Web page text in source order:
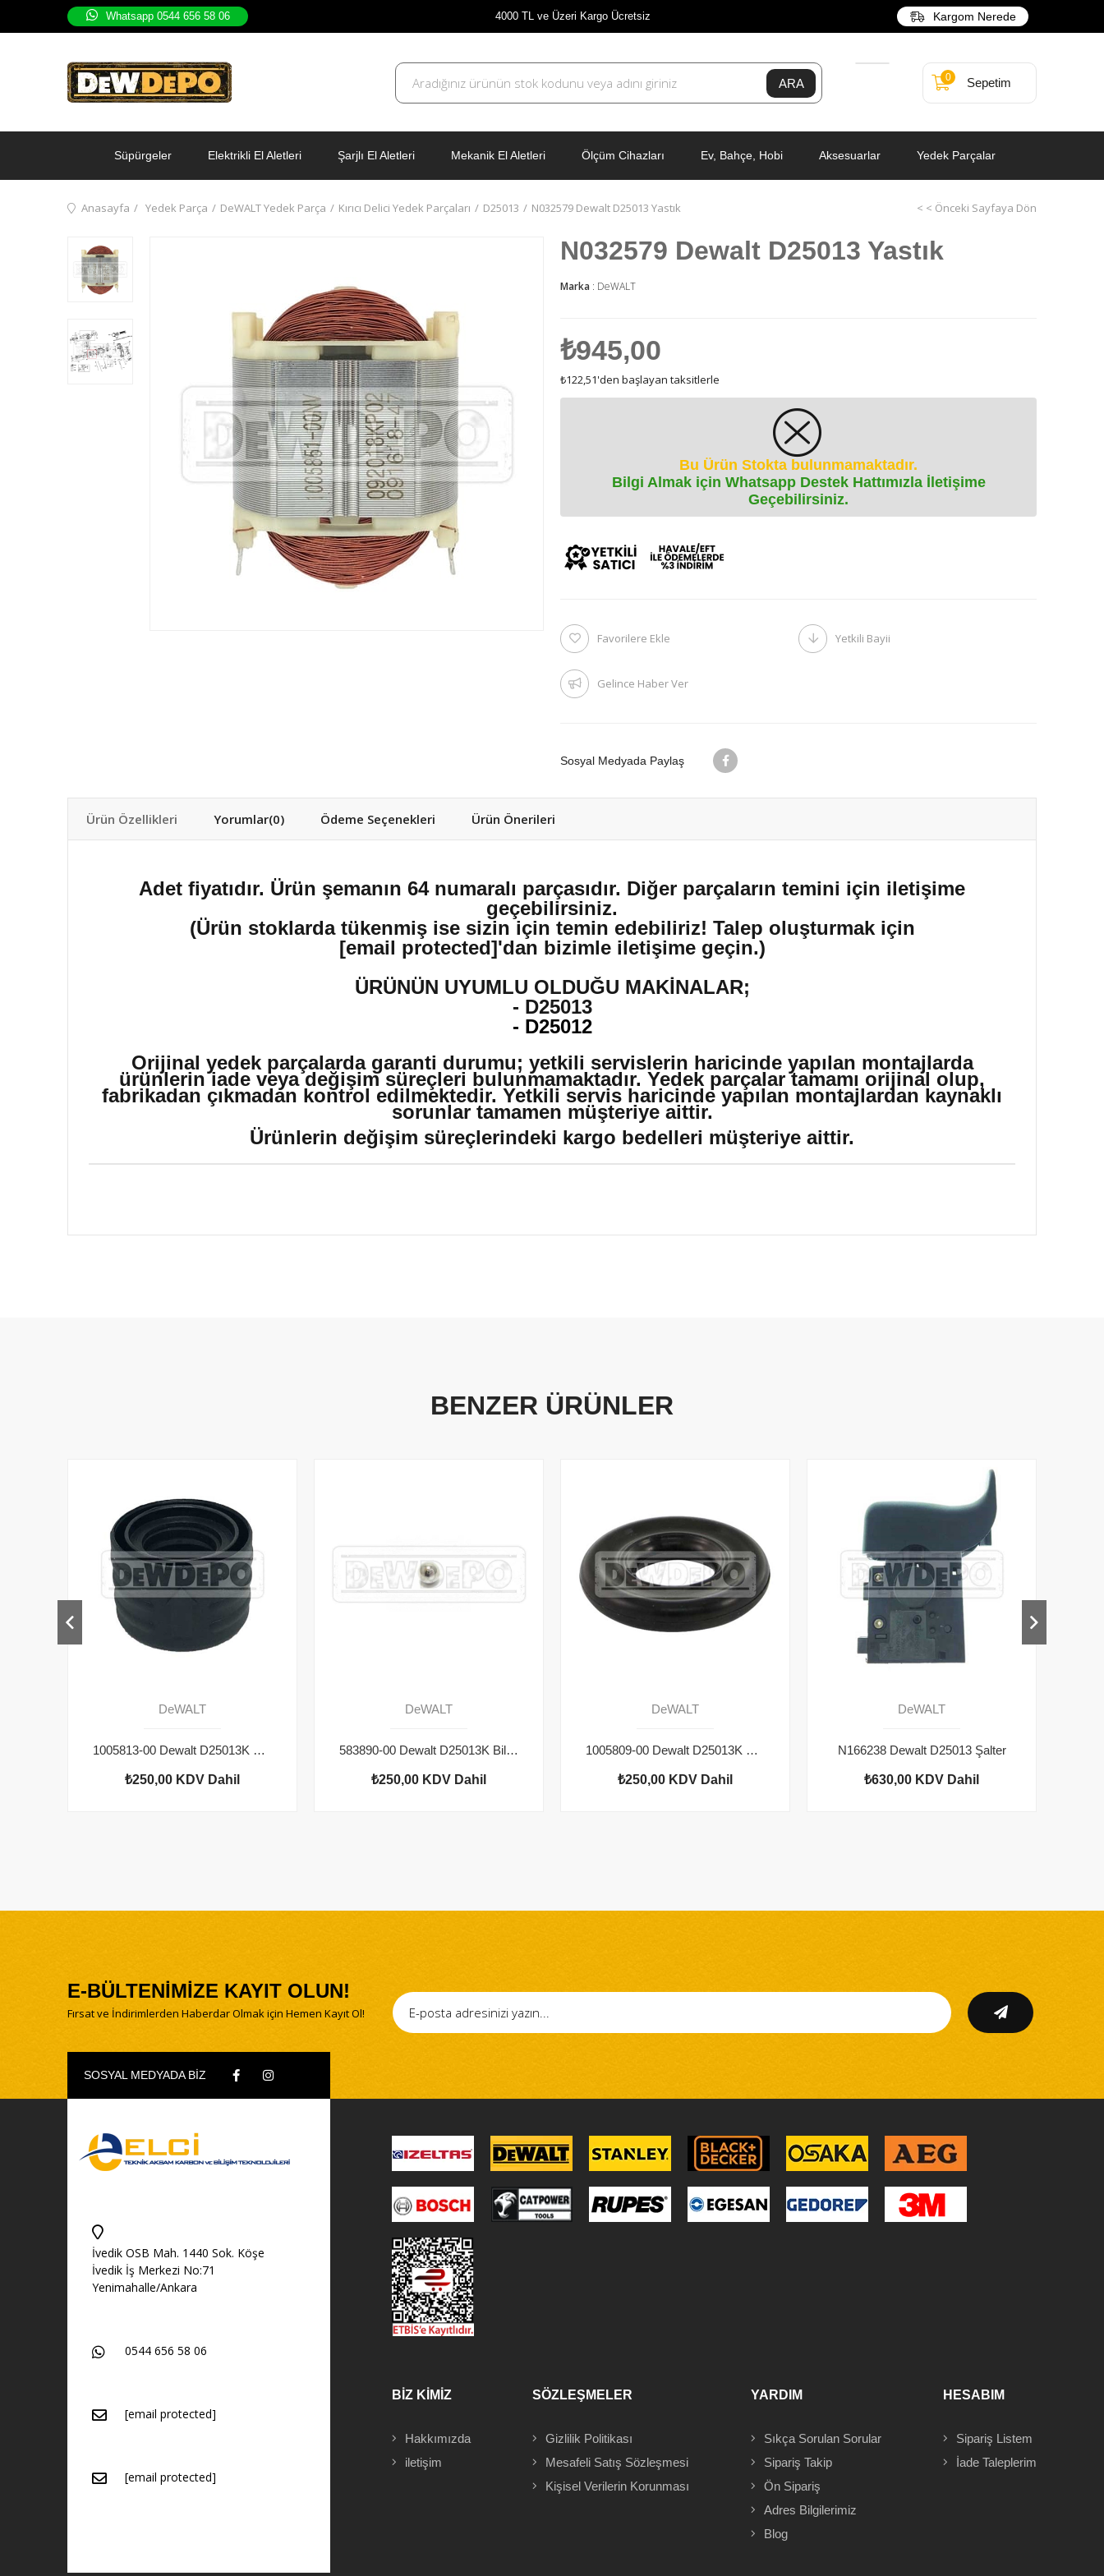
Whatsapp 0544 656 58 06 4000 TL ve Üzeri Kargo Ücretsiz Kargom Nerede
Sepetim
0
Süpürgeler Elektrikli El Aletleri Şarjlı El Aletleri Mekanik El Aletleri Ölçüm Cihazları Ev, Bahçe, Hobi Aksesuarlar Yedek Parçalar
Anasayfa Yedek Parça DeWALT Yedek Parça Kırıcı Delici Yedek Parçaları D25013 N032579 Dewalt D25013 Yastık < < Önceki Sayfaya Dön
N032579 Dewalt D25013 Yastık
Marka : DeWALT
₺945,00
₺122,51'den başlayan taksitlerle
Bu Ürün Stokta bulunmamaktadır.
Bilgi Almak için Whatsapp Destek Hattımızla İletişime
Geçebilirsiniz.
Favorilere Ekle Yetkili Bayii
Gelince Haber Ver
Sosyal Medyada Paylaş
Ürün Özellikleri Yorumlar(0) Ödeme Seçenekleri Ürün Önerileri
Adet fiyatıdır. Ürün şemanın 64 numaralı parçasıdır. Diğer parçaların temini için iletişime
geçebilirsiniz.
(Ürün stoklarda tükenmiş ise sizin için temin edebiliriz! Talep oluşturmak için
[email protected]'dan bizimle iletişime geçin.)
ÜRÜNÜN UYUMLU OLDUĞU MAKİNALAR;
- D25013
- D25012
Orijinal yedek parçalarda garanti durumu; yetkili servislerin haricinde yapılan montajlarda
ürünlerin iade veya değişim süreçleri bulunmamaktadır. Yedek parçalar tamamı orijinal olup,
fabrikadan çıkmadan kontrol edilmektedir. Yetkili servis haricinde yapılan montajlardan kaynaklı
sorunlar tamamen müşteriye aittir.
Ürünlerin değişim süreçlerindeki kargo bedelleri müşteriye aittir.
BENZER ÜRÜNLER
DeWALT
1005813-00 Dewalt D25013K Bilezik
₺250,00 KDV Dahil
DeWALT
583890-00 Dewalt D25013K Bilye
₺250,00 KDV Dahil
DeWALT
1005809-00 Dewalt D25013K O Ring
₺250,00 KDV Dahil
DeWALT
N166238 Dewalt D25013 Şalter
₺630,00 KDV Dahil
E-BÜLTENİMİZE KAYIT OLUN!
Fırsat ve İndirimlerden Haberdar Olmak için Hemen Kayıt Ol!
SOSYAL MEDYADA BİZ
İvedik OSB Mah. 1440 Sok. Köşe
İvedik İş Merkezi No:71
Yenimahalle/Ankara
0544 656 58 06
[email protected]
[email protected]
BİZ KİMİZ
Hakkımızda
iletişim
SÖZLEŞMELER
Gizlilik Politikası
Mesafeli Satış Sözleşmesi
Kişisel Verilerin Korunması
YARDIM
Sıkça Sorulan Sorular
Sipariş Takip
Ön Sipariş
Adres Bilgilerimiz
Blog
HESABIM
Sipariş Listem
İade Taleplerim